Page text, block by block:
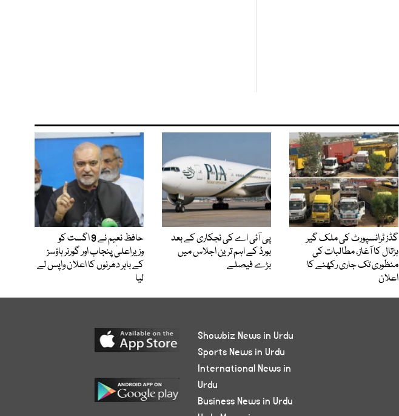
گڈز ٹرانسپورٹ کی ملک گیر
ہڑتال کا آغاز، مطالبات کی
منظوری تک جاری رکھنے کا
اعلان
پی آئی اے کی نجکاری کے بعد
بورڈ کے اہم ترین اجلاس میں
بڑے فیصلے
حافظ نعیم نے 9 اگست کو
وزیراعلیٰ پنجاب اور گورنر ہاؤسز
کے باہر دھرنوں کا اعلان واپس لے
لیا
Showbiz News in Urdu
Sports News in Urdu
International News in
Urdu
Business News in Urdu